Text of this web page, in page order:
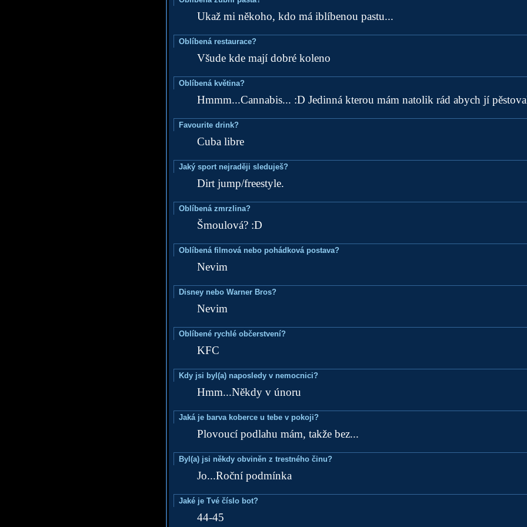
Ukaž mi někoho, kdo má iblíbenou pastu...
Oblíbená restaurace?
Všude kde mají dobré koleno
Oblíbená květina?
Hmmm...Cannabis... :D Jedinná kterou mám natolik rád abych jí
Favourite drink?
Cuba libre
Jaký sport nejraději sleduješ?
Dirt jump/freestyle.
Oblíbená zmrzlina?
Šmoulová? :D
Oblíbená filmová nebo pohádková postava?
Nevim
Disney nebo Warner Bros?
Nevim
Oblíbené rychlé občerstvení?
KFC
Kdy jsi byl(a) naposledy v nemocnici?
Hmm...Někdy v únoru
Jaká je barva koberce u tebe v pokoji?
Plovoucí podlahu mám, takže bez...
Byl(a) jsi někdy obviněn z trestného činu?
Jo...Roční podmínka
Jaké je Tvé číslo bot?
44-45